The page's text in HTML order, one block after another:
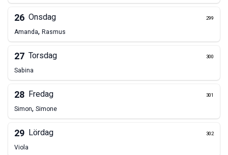
26 Onsdag 299
Amanda, Rasmus
27 Torsdag 300
Sabina
28 Fredag 301
Simon, Simone
29 Lördag 302
Viola